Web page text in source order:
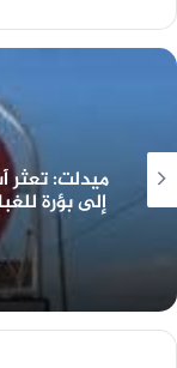
ميدلت: تعثر
إلى بؤرة